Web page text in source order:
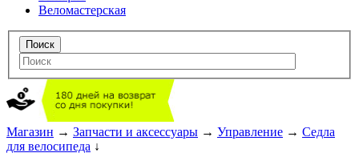
Веломастерская
Магазин → Запчасти и аксессуары → Управление → Седла
для велосипеда ↓